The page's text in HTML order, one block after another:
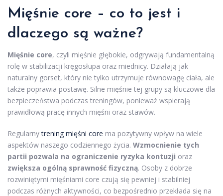
Mięśnie core – co to jest i
dlaczego są ważne?
Mięśnie core, czyli mięśnie głębokie, odgrywają fundamentalną
rolę w stabilizacji kręgosłupa oraz miednicy. Działają jak
naturalny gorset, który nie tylko utrzymuje równowagę ciała, ale
także poprawia postawę. Silne mięśnie tej grupy są kluczowe dla
bezpieczeństwa podczas treningów, ponieważ wspierają
prawidłową pracę innych mięśni oraz stawów.
Regularnytrening mięśni core ma pozytywny wpływ na wiele
aspektów naszego codziennego życia. Wzmocnienie tych
partii pozwala na ograniczenie ryzyka kontuzji oraz
zwiększa ogólną sprawność fizyczną. Osoby z dobrze
rozwiniętymi mięśniami core czują się pewniej i stabilniej
podczas różnych aktywności, co bezpośrednio przekłada się na